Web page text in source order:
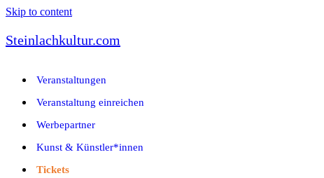
Skip to content
Steinlachkultur.com
Veranstaltungen
Veranstaltung einreichen
Werbepartner
Kunst & Künstler*innen
Tickets